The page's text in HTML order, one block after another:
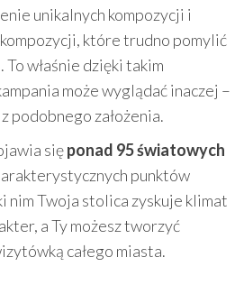
unikalnych kompozycji i
które trudno pomylić
właśnie dzięki takim
może wyglądać inaczej –
podobnego założenia.
sięponad 95 światowych
punktów
nim Twoja stolica zyskuje klimat
a Ty możesz tworzyć
całego miasta.